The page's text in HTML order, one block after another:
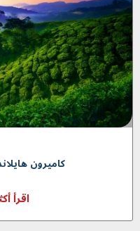
كاميرون
اقرأ